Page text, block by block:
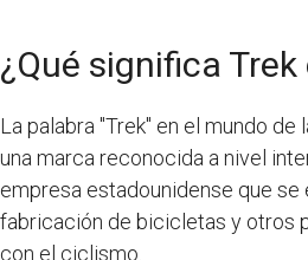
¿Qué significa
La palabra "Trek" en el mundo
una marca reconocida a nivel
empresa estadounidense que se
fabricación de bicicletas y otros
con el ciclismo.